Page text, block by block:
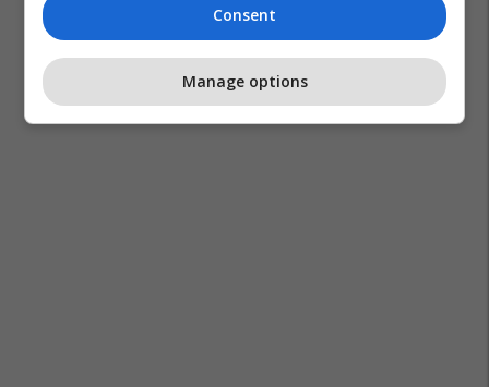
Consent
Manage options